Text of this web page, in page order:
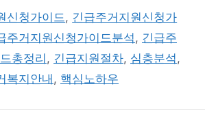
신청가이드, 긴급주거지원신청가
주거지원신청가이드분석, 긴급주
총정리 , 긴급지원절차, 심층분석,
복지안내 , 핵심노하우